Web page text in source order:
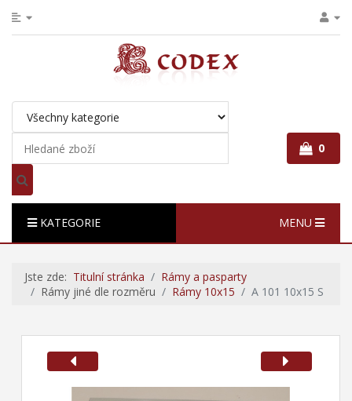
0
KATEGORIE MENU
Jste zde: Titulní stránka
Rámy a pasparty
Rámy jiné dle rozměru
Rámy 10x15 A 101 10x15 S